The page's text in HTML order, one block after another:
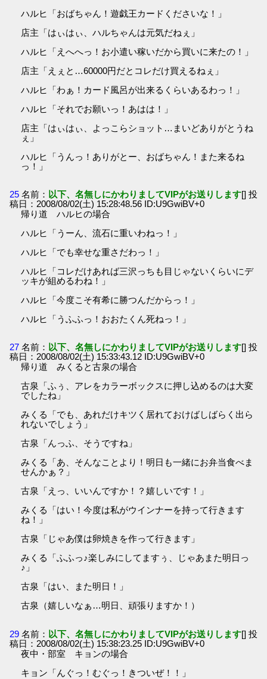
ハルヒ「おばちゃん！遊戯王カードくださいな！」
店主「はぃはぃ、ハルちゃんは元気だねぇ」
ハルヒ「えへへっ！お小遣い稼いだから買いに来たの！」
店主「えぇと…60000円だとコレだけ買えるねぇ」
ハルヒ「わぁ！カード風呂が出来るくらいあるわっ！」
ハルヒ「それでお願いっ！あはは！」
店主「はぃはぃ、よっこらショット…まいどありがとうね
ぇ」
ハルヒ「うんっ！ありがとー、おばちゃん！また来るね
っ！」
25 名前： 以下、名無しにかわりましてVIPがお送りします[] 投
稿日：2008/08/02(土) 15:28:48.56 ID:U9GwiBV+0
帰り道 ハルヒの場合
ハルヒ「うーん、流石に重いわねっ！」
ハルヒ「でも幸せな重さだわっ！」
ハルヒ「コレだけあれば三沢っちも目じゃないくらいにデ
ッキが組めるわね！」
ハルヒ「今度こそ有希に勝つんだからっ！」
ハルヒ「うふふっ！おおたくん死ねっ！」
27 名前： 以下、名無しにかわりましてVIPがお送りします[] 投
稿日：2008/08/02(土) 15:33:43.12 ID:U9GwiBV+0
帰り道 みくると古泉の場合
古泉「ふぅ、アレをカラーボックスに押し込めるのは大変
でしたね」
みくる「でも、あれだけキツく居れておけばしばらく出ら
れないでしょう」
古泉「んっふ、そうですね」
みくる「あ、そんなことより！明日も一緒にお弁当食べま
せんかぁ？」
古泉「えっ、いいんですか！？嬉しいです！」
みくる「はい！今度は私がウインナーを持って行きます
ね！」
古泉「じゃあ僕は卵焼きを作って行きます」
みくる「ふふっ♪楽しみにしてますぅ、じゃあまた明日っ
♪」
古泉「はい、また明日！」
古泉（嬉しいなぁ…明日、頑張りますか！）
29 名前： 以下、名無しにかわりましてVIPがお送りします[] 投
稿日：2008/08/02(土) 15:38:23.25 ID:U9GwiBV+0
夜中・部室 キョンの場合
キョン「んぐっ！むぐっ！きついぜ！！」